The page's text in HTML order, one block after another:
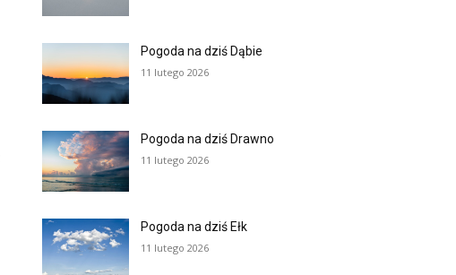
Pogoda na dziś Dąbie
11 lutego 2026
Pogoda na dziś Drawno
11 lutego 2026
Pogoda na dziś Ełk
11 lutego 2026